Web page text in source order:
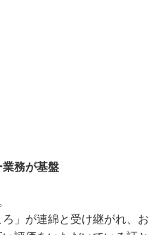
務が基盤
」が連綿と受け継がれ、お